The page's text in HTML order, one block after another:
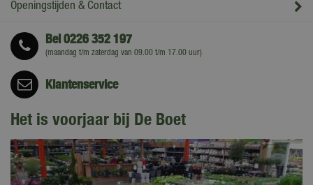
Openingstijden & Contact
Bel0226 352 197
(maandag t/m zaterdag van 09.00 t/m 17.00 uur)
Klantenservice
Het is voorjaar bij De Boet